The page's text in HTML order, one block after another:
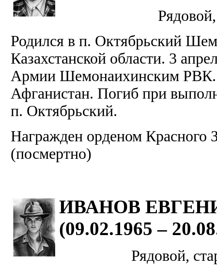
Родился в п. Октябрьский
Казахстанской области. 3
Армии Шемонаихинским РВК.
Афганистан. Погиб при
п. Октябрьский.
Награжден орденом Красного
(посмертно)
ИВАНОВ
(09.02.1965 –
Рядовой,